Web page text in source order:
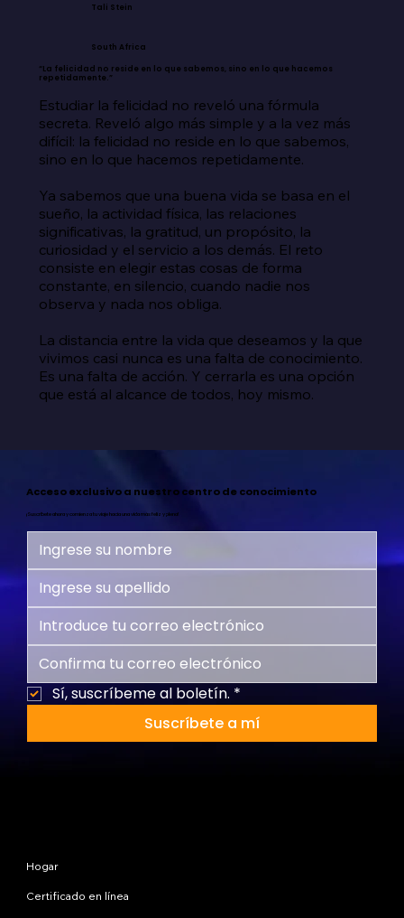
Tali Stein
South Africa
“La felicidad no reside en lo que sabemos, sino en lo que hacemos
repetidamente.”
Estudiar la felicidad no reveló una fórmula
secreta. Reveló algo más simple y a la vez más
difícil: la felicidad no reside en lo que sabemos,
sino en lo que hacemos repetidamente.
Ya sabemos que una buena vida se basa en el
sueño, la actividad física, las relaciones
significativas, la gratitud, un propósito, la
curiosidad y el servicio a los demás. El reto
consiste en elegir estas cosas de forma
constante, en silencio, cuando nadie nos
observa y nada nos obliga.
La distancia entre la vida que deseamos y la que
vivimos casi nunca es una falta de conocimiento.
Es una falta de acción. Y cerrarla es una opción
que está al alcance de todos, hoy mismo.
Acceso exclusivo a nuestro centro de conocimiento
¡Suscríbete ahora y comienza tu viaje hacia una vida más feliz y plena!
Sí, suscríbeme al boletín. *
Suscríbete a mí
Hogar
Certificado en línea